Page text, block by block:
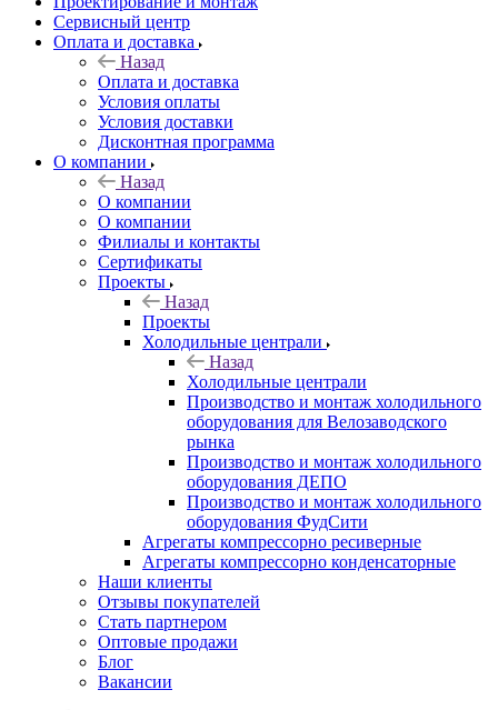
Сервисный центр
Оплата и доставка
Назад
Оплата и доставка
Условия оплаты
Условия доставки
Дисконтная программа
О компании
Назад
О компании
О компании
Филиалы и контакты
Сертификаты
Проекты
Назад
Проекты
Холодильные централи
Назад
Холодильные централи
Производство и монтаж холодильного
оборудования для Велозаводского
рынка
Производство и монтаж холодильного
оборудования ДЕПО
Производство и монтаж холодильного
оборудования ФудСити
Агрегаты компрессорно ресиверные
Агрегаты компрессорно конденсаторные
Наши клиенты
Отзывы покупателей
Стать партнером
Оптовые продажи
Блог
Вакансии